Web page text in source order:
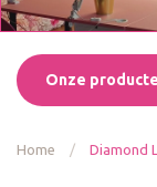
Onze
Home / Diamond